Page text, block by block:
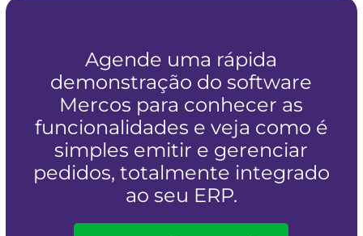
Agende uma rápida
demonstração do software
Mercos para conhecer as
funcionalidades e veja como é
simples emitir e gerenciar
pedidos, totalmente integrado
ao seu ERP.